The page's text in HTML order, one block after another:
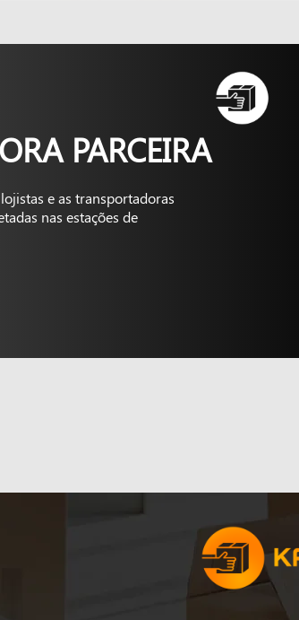
PARCEIRA
e as transportadoras
nas estações de